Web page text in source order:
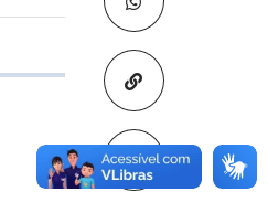
Copiar para